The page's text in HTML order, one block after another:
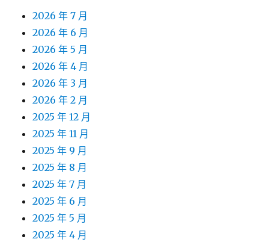
2026 年 7 月
2026 年 6 月
2026 年 5 月
2026 年 4 月
2026 年 3 月
2026 年 2 月
2025 年 12 月
2025 年 11 月
2025 年 9 月
2025 年 8 月
2025 年 7 月
2025 年 6 月
2025 年 5 月
2025 年 4 月